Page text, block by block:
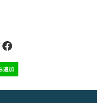
Facebook